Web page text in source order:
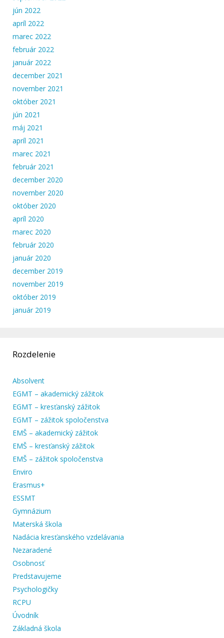
jún 2022
apríl 2022
marec 2022
február 2022
január 2022
december 2021
november 2021
október 2021
jún 2021
máj 2021
apríl 2021
marec 2021
február 2021
december 2020
november 2020
október 2020
apríl 2020
marec 2020
február 2020
január 2020
december 2019
november 2019
október 2019
január 2019
Rozdelenie
Absolvent
EGMT – akademický zážitok
EGMT – kresťanský zážitok
EGMT – zážitok spoločenstva
EMŠ – akademický zážitok
EMŠ – kresťanský zážitok
EMŠ – zážitok spoločenstva
Enviro
Erasmus+
ESSMT
Gymnázium
Materská škola
Nadácia kresťanského vzdelávania
Nezaradené
Osobnosť
Predstavujeme
Psychologičky
RCPU
Úvodník
Základná škola